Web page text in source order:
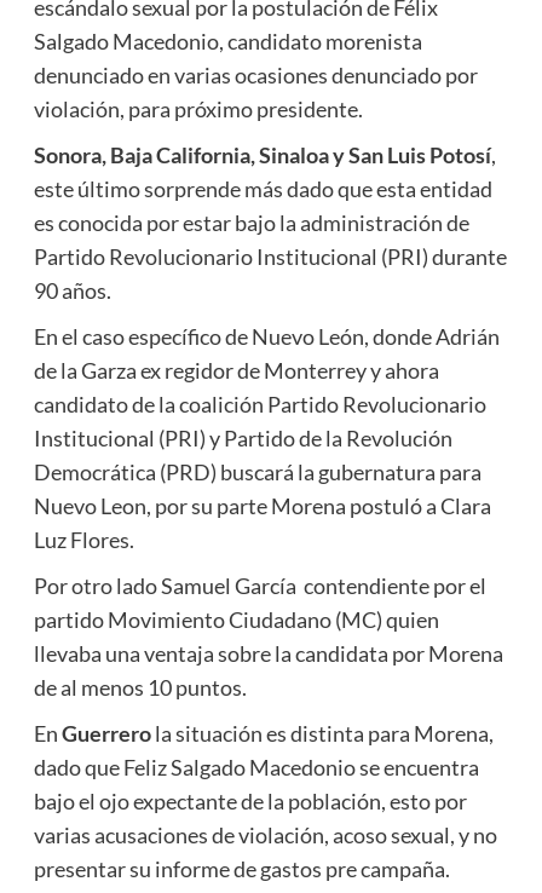
escándalo sexual por la postulación de Félix
Salgado Macedonio, candidato morenista
denunciado en varias ocasiones denunciado por
violación, para próximo presidente.
Sonora, Baja California, Sinaloa y San Luis Potosí,
este último sorprende más dado que esta entidad
es conocida por estar bajo la administración de
Partido Revolucionario Institucional (PRI) durante
90 años.
En el caso específico de Nuevo León, donde Adrián
de la Garza ex regidor de Monterrey y ahora
candidato de la coalición Partido Revolucionario
Institucional (PRI) y Partido de la Revolución
Democrática (PRD) buscará la gubernatura para
Nuevo Leon, por su parte Morena postuló a Clara
Luz Flores.
Por otro lado Samuel García contendiente por el
partido Movimiento Ciudadano (MC) quien
llevaba una ventaja sobre la candidata por Morena
de al menos 10 puntos.
EnGuerrerola situación es distinta para Morena,
dado que Feliz Salgado Macedonio se encuentra
bajo el ojo expectante de la población, esto por
varias acusaciones de violación, acoso sexual, y no
presentar su informe de gastos pre campaña.